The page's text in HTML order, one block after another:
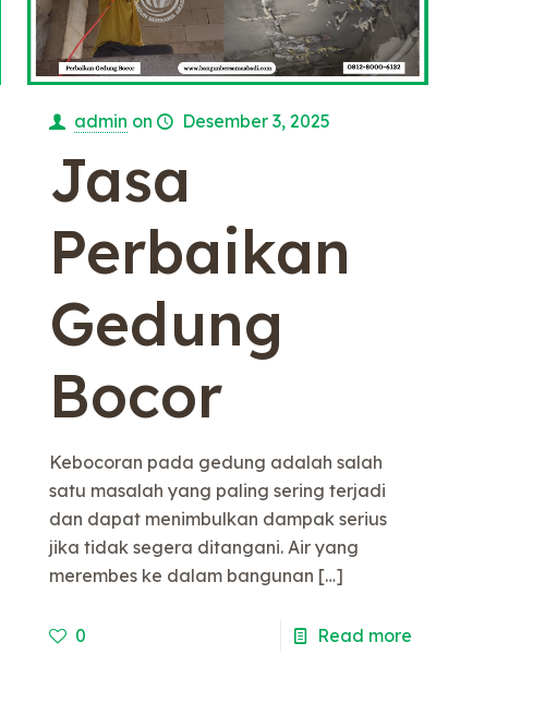
admin on Desember 3, 2025
Jasa
Perbaikan
Gedung
Bocor
Kebocoran pada gedung adalah salah
satu masalah yang paling sering terjadi
dan dapat menimbulkan dampak serius
jika tidak segera ditangani. Air yang
merembes ke dalam bangunan […]
0 Read more